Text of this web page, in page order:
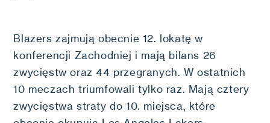
Blazers zajmują obecnie 12. lokatę w
konferencji Zachodniej i mają bilans 26
zwycięstw oraz 44 przegranych. W ostatnich
10 meczach triumfowali tylko raz. Mają cztery
zwycięstwa straty do 10. miejsca, które